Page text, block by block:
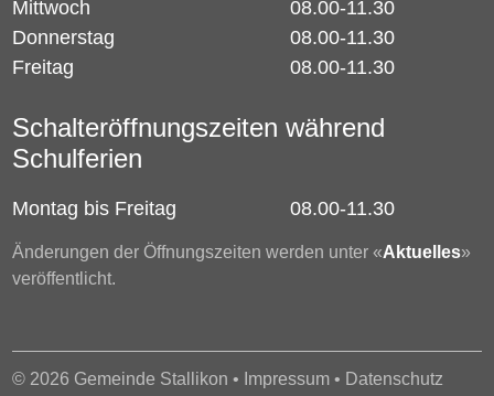
Mittwoch
08.00-11.30
Donnerstag
08.00-11.30
Freitag
08.00-11.30
Schalteröffnungszeiten während
Schulferien
Montag bis Freitag 08.00-11.30
Änderungen der Öffnungszeiten werden unter «Aktuelles»
veröffentlicht.
© 2026 Gemeinde Stallikon • Impressum • Datenschutz